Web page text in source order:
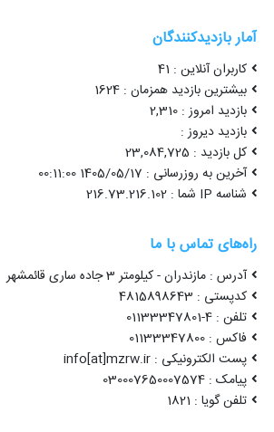
آمار بازدیدکنندگان
کاربران آنلاین : 41
بیشترین بازدید همزمان : 1624
بازدید امروز : 2,310
بازدید دیروز :
کل بازدید : 23,084,725
آخرین به روزرسانی : 1405/05/17 00:11:00
شناسه IP شما : 216.73.216.102
راه‌های تماس با ما
آدرس : مازندران - کیلومتر 3 جاده ساری قائمشهر
کدپستی : 4815898643
تلفن : 4-01133347801
فاکس : 01133347800
پست الکترونیکی : info[at]mzrw.ir
پیامک : 030007650007574
تلفن گویا : 1821